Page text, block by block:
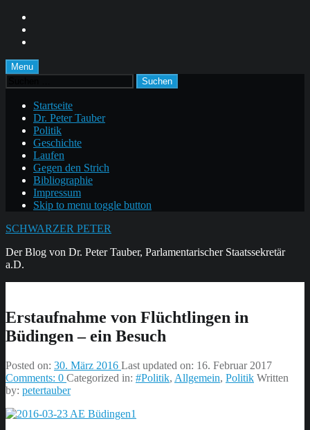
content
footer
Menu
Suchen
nach:
Startseite
Dr. Peter Tauber
Politik
Geschichte
Laufen
Gegen den Strich
Bibliographie
Impressum
Skip to menu toggle button
SCHWARZER PETER
Der Blog von Dr. Peter Tauber, Parlamentarischer Staatssekretär
a.D.
Erstaufnahme von Flüchtlingen in
Büdingen – ein Besuch
Posted on: 30. März 2016 Last updated on: 16. Februar 2017
Comments: 0 Categorized in: #Politik, Allgemein, Politik Written
by: petertauber